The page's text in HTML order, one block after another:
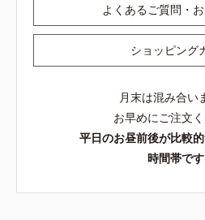
よくあるご質問・
ショッピング
月末は混み合い
お早めにご注文く
平日のお昼前後が比較
時間帯です